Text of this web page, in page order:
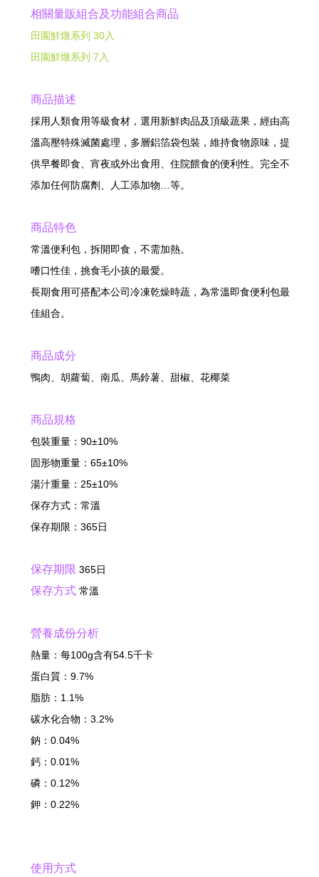
相關量販組合及功能組合商品
田園鮮燉系列 30入
田園鮮燉系列 7入
商品描述
採用人類食用等級食材，選用新鮮肉品及頂級蔬果，經由高
溫高壓特殊滅菌處理，多層鋁箔袋包裝，維持食物原味，提
供早餐即食、宵夜或外出食用、住院餵食的便利性。完全不
添加任何防腐劑、人工添加物…等。
商品特色
常溫便利包，拆開即食，不需加熱。
嗜口性佳，挑食毛小孩的最愛。
長期食用可搭配本公司冷凍乾燥時蔬，為常溫即食便利包最
佳組合。
商品成分
鴨肉、胡蘿蔔、南瓜、馬鈴薯、甜椒、花椰菜
商品規格
包裝重量：90±10%
固形物重量：65±10%
湯汁重量：25±10%
保存方式：常溫
保存期限：365日
保存期限 365日
保存方式 常溫
營養成份分析
熱量：每100g含有54.5千卡
蛋白質：9.7%
脂肪：1.1%
碳水化合物：3.2%
鈉：0.04%
鈣：0.01%
磷：0.12%
鉀：0.22%
使用方式